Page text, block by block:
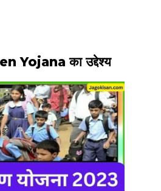
Yojana का उद्देश्य